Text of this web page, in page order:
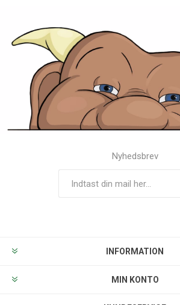
Nyhedsbrev
INFORMATION
MIN KONTO